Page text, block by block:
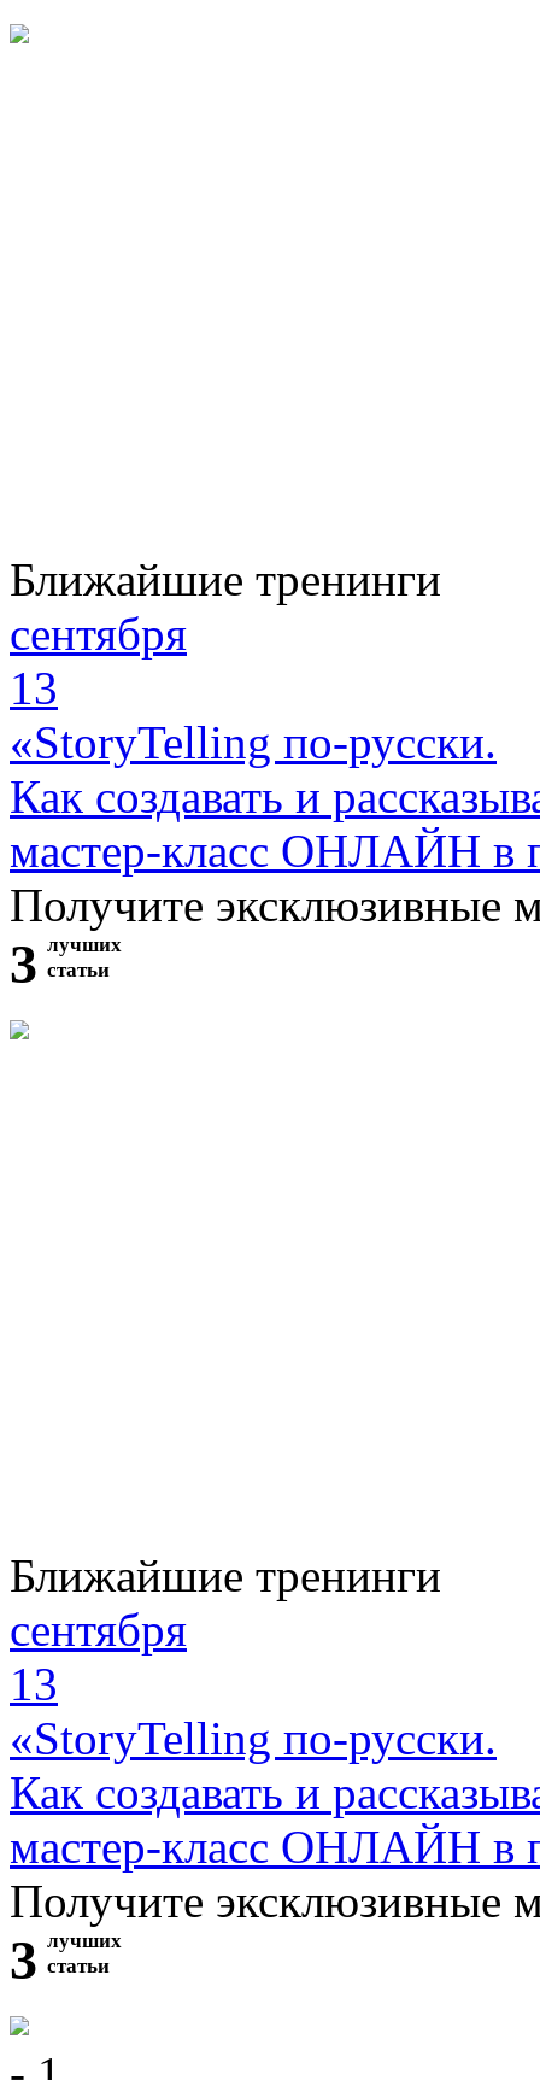
Ближайшие тренинги
сентября
13
«StoryTelling по-русски.
Как создавать и
мастер-класс ОНЛАЙН в
Получите эксклюзивные
3 лучших
статьи
Ближайшие тренинги
сентября
13
«StoryTelling по-русски.
Как создавать и
мастер-класс ОНЛАЙН в
Получите эксклюзивные
3 лучших
статьи